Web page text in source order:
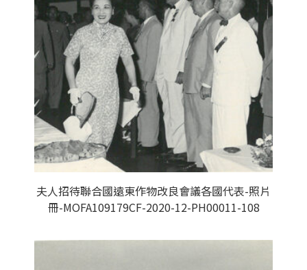
夫人招待聯合國遠東作物改良會議各國代表-照片
冊-MOFA109179CF-2020-12-PH00011-108